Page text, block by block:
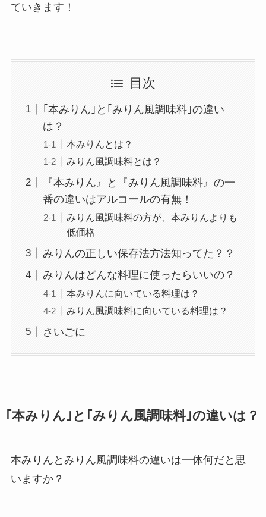
ていきます！
目次
｢本みりん｣と｢みりん風調味料｣の違い
は？
本みりんとは？
みりん風調味料とは？
『本みりん』と『みりん風調味料』の一
番の違いはアルコールの有無！
みりん風調味料の方が、本みりんよりも
低価格
みりんの正しい保存法方法知ってた？？
みりんはどんな料理に使ったらいいの？
本みりんに向いている料理は？
みりん風調味料に向いている料理は？
さいごに
｢本みりん｣と｢みりん風調味料｣の違いは？
本みりんとみりん風調味料の違いは一体何だと思
いますか？